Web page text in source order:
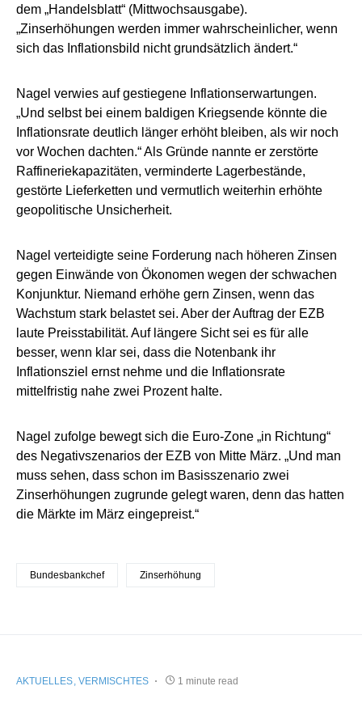
dem „Handelsblatt“ (Mittwochsausgabe).
„Zinserhöhungen werden immer wahrscheinlicher, wenn
sich das Inflationsbild nicht grundsätzlich ändert.“
Nagel verwies auf gestiegene Inflationserwartungen.
„Und selbst bei einem baldigen Kriegsende könnte die
Inflationsrate deutlich länger erhöht bleiben, als wir noch
vor Wochen dachten.“ Als Gründe nannte er zerstörte
Raffineriekapazitäten, verminderte Lagerbestände,
gestörte Lieferketten und vermutlich weiterhin erhöhte
geopolitische Unsicherheit.
Nagel verteidigte seine Forderung nach höheren Zinsen
gegen Einwände von Ökonomen wegen der schwachen
Konjunktur. Niemand erhöhe gern Zinsen, wenn das
Wachstum stark belastet sei. Aber der Auftrag der EZB
laute Preisstabilität. Auf längere Sicht sei es für alle
besser, wenn klar sei, dass die Notenbank ihr
Inflationsziel ernst nehme und die Inflationsrate
mittelfristig nahe zwei Prozent halte.
Nagel zufolge bewegt sich die Euro-Zone „in Richtung“
des Negativszenarios der EZB von Mitte März. „Und man
muss sehen, dass schon im Basisszenario zwei
Zinserhöhungen zugrunde gelegt waren, denn das hatten
die Märkte im März eingepreist.“
Bundesbankchef Zinserhöhung
AKTUELLES VERMISCHTES 1 minute read